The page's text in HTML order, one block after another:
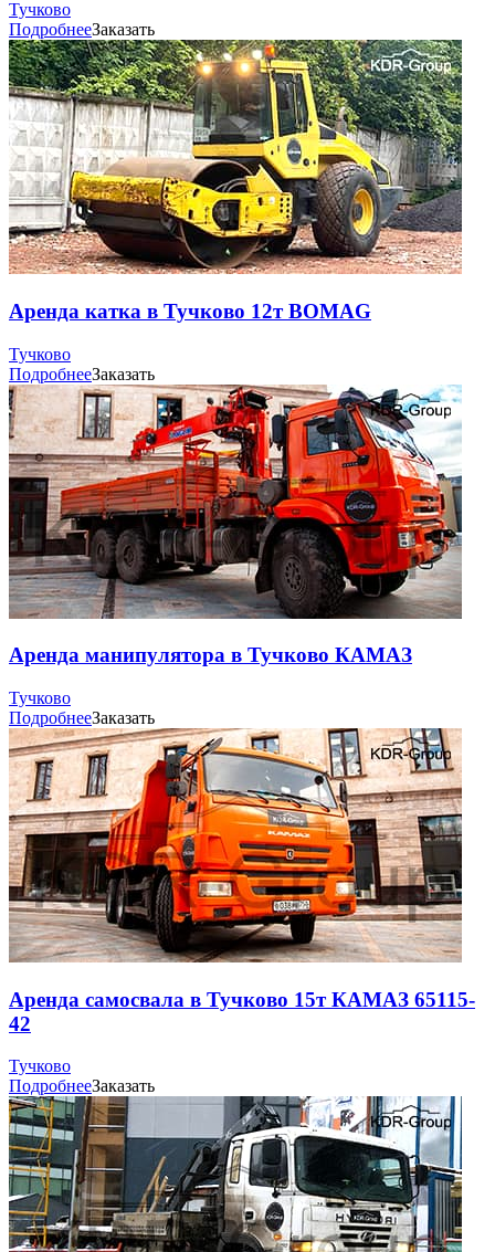
Тучково
ПодробнееЗаказать
Аренда катка в Тучково 12т BOMAG
Тучково
ПодробнееЗаказать
Аренда манипулятора в Тучково КАМАЗ
Тучково
ПодробнееЗаказать
Аренда самосвала в Тучково 15т КАМАЗ 65115-
42
Тучково
ПодробнееЗаказать